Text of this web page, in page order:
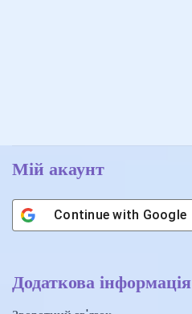
Мій акаунт
Continue with Google
Додаткова інформація